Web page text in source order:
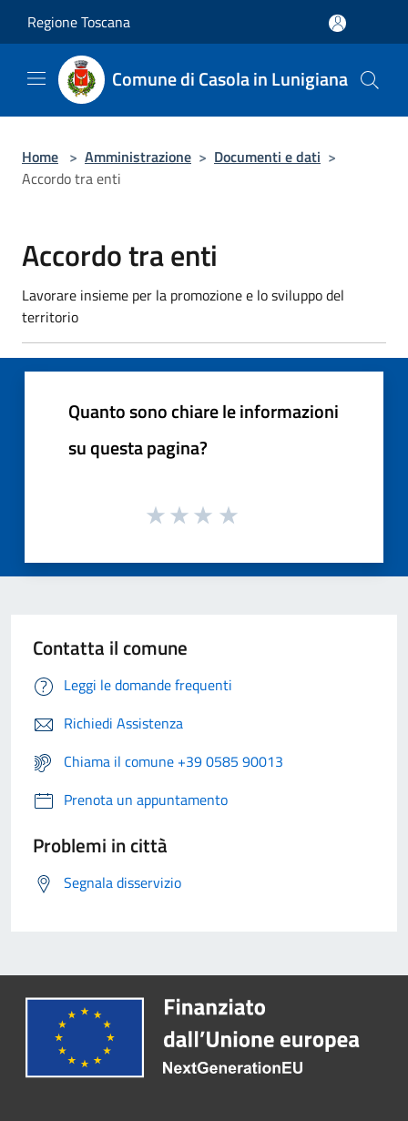
Regione Toscana
Comune di Casola in Lunigiana
Home > Amministrazione > Documenti e dati >
Accordo tra enti
Accordo tra enti
Lavorare insieme per la promozione e lo sviluppo del
territorio
Quanto sono chiare le informazioni
su questa pagina?
Contatta il comune
Leggi le domande frequenti
Richiedi Assistenza
Chiama il comune +39 0585 90013
Prenota un appuntamento
Problemi in città
Segnala disservizio